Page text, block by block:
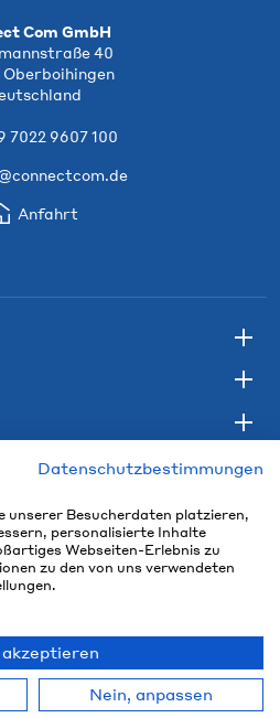
Com GmbH
40
Oberboihingen
7022 9607 100
Anfahrt
Com GmbH
by polynorm
Datenschutzbestimmungen
unserer Besucherdaten platzieren,
personalisierte Inhalte
Webseiten-Erlebnis zu
zu den von uns verwendeten
akzeptieren
Nein, anpassen